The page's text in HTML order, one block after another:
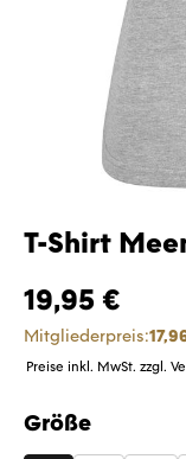
T-Shirt
19,95 €
Mitgliederpreis:
Preise inkl. MwSt. zzgl.
Größe
auswählen